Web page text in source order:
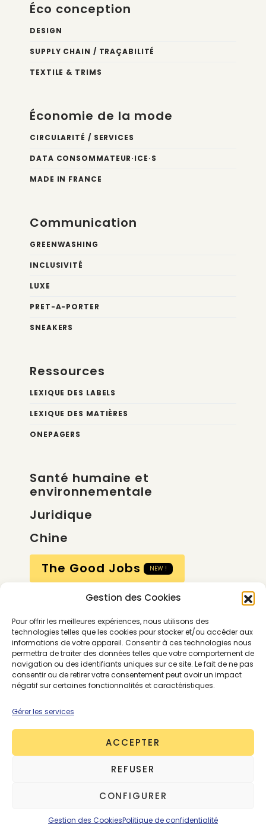
Gestion des Cookies
Pour offrir les meilleures expériences, nous utilisons des
technologies telles que les cookies pour stocker et/ou accéder aux
informations de votre appareil. Consentir à ces technologies nous
permettra de traiter des données telles que votre comportement de
navigation ou des identifiants uniques sur ce site. Le fait de ne pas
consentir ou de retirer votre consentement peut avoir un impact
négatif sur certaines fonctionnalités et caractéristiques.
Gérer les services
ACCEPTER
REFUSER
CONFIGURER
Gestion des CookiesPolitique de confidentialité
Éco conception
DESIGN
SUPPLY CHAIN / TRAÇABILITÉ
TEXTILE & TRIMS
Économie de la mode
CIRCULARITÉ / SERVICES
DATA CONSOMMATEUR·ICE·S
MADE IN FRANCE
Communication
GREENWASHING
INCLUSIVITÉ
LUXE
PRET-A-PORTER
SNEAKERS
Ressources
LEXIQUE DES LABELS
LEXIQUE DES MATIÈRES
ONEPAGERS
Santé humaine et
environnementale
Juridique
Chine
The Good Jobs
NEW !
Compte
Calendrier
Contactez-nous
Conditions générales
Mentions légales
Gestion des cookies
© 2026 - The Good Goods - Tous droits réservés